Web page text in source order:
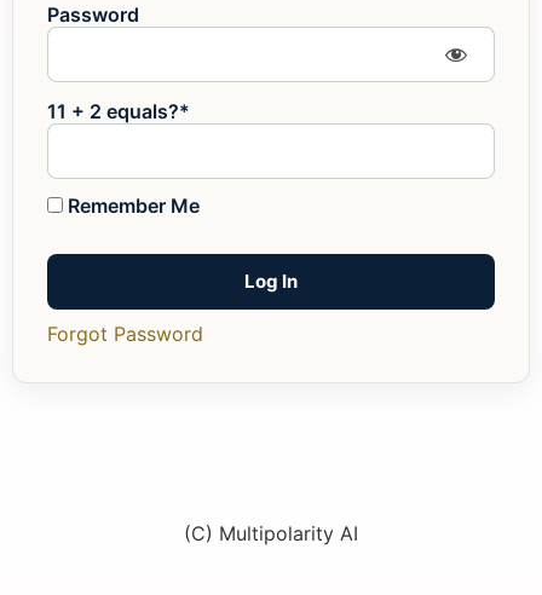
Password
11 + 2 equals?*
Remember Me
Forgot Password
(C) Multipolarity AI